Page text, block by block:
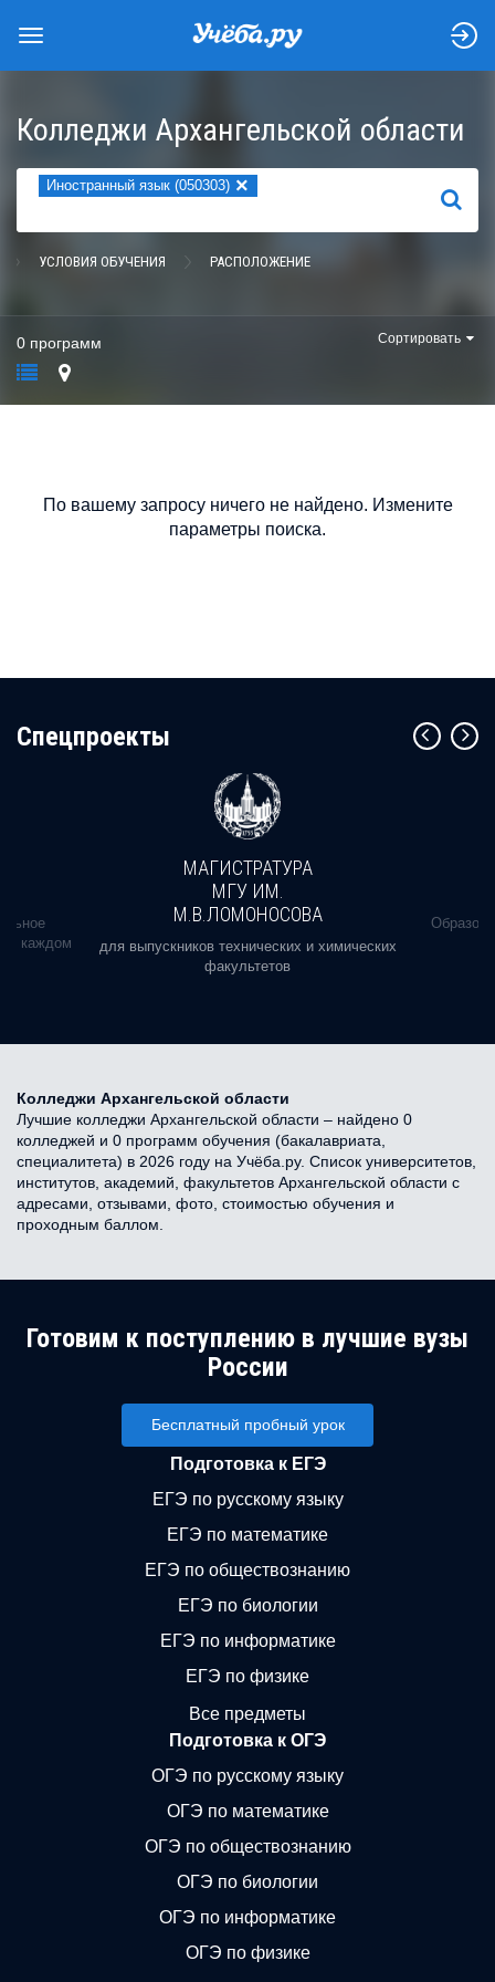
Колледжи Архангельской области
Иностранный язык (050303) ×
НАЙТИ
УСЛОВИЯ ОБУЧЕНИЯ РАСПОЛОЖЕНИЕ
0 программ Сортировать
По вашему запросу ничего не найдено. Измените
параметры поиска.
Cпецпроекты
в каждом
МАГИСТРАТУРА
МГУ ИМ.
М.В.ЛОМОНОСОВА
для выпускников технических и химических
факультетов
Колледжи Архангельской области
Лучшие колледжи Архангельской области – найдено 0
колледжей и 0 программ обучения (бакалавриата,
специалитета) в 2026 году на Учёба.ру. Список университетов,
институтов, академий, факультетов Архангельской области с
адресами, отзывами, фото, стоимостью обучения и
проходным баллом.
Готовим к поступлению в лучшие вузы
России
Бесплатный пробный урок
Подготовка к ЕГЭ
ЕГЭ по русскому языку
ЕГЭ по математике
ЕГЭ по обществознанию
ЕГЭ по биологии
ЕГЭ по информатике
ЕГЭ по физике
Все предметы
Подготовка к ОГЭ
ОГЭ по русскому языку
ОГЭ по математике
ОГЭ по обществознанию
ОГЭ по биологии
ОГЭ по информатике
ОГЭ по физике